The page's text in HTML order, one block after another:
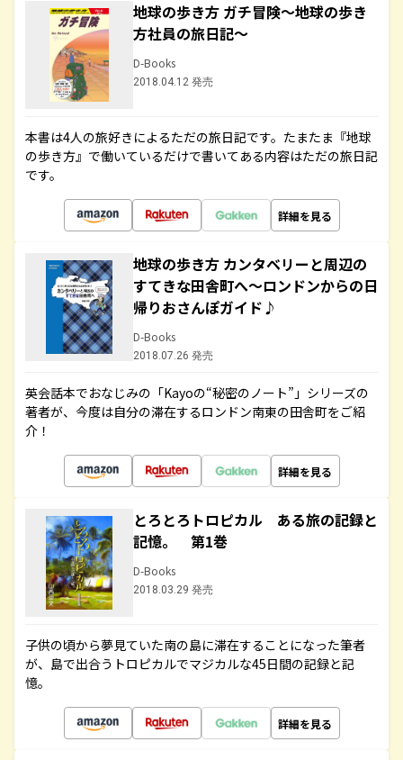
地球の歩き方 ガチ冒険～地球の歩き
方社員の旅日記～
D-Books
2018.04.12 発売
本書は4人の旅好きによるただの旅日記です。たまたま『地球
の歩き方』で働いているだけで書いてある内容はただの旅日記
です。
詳細を見る
地球の歩き方 カンタベリーと周辺の
すてきな田舎町へ～ロンドンからの日
帰りおさんぽガイド♪
D-Books
2018.07.26 発売
英会話本でおなじみの「Kayoの“秘密のノート”」シリーズの
著者が、今度は自分の滞在するロンドン南東の田舎町をご紹
介！
詳細を見る
とろとろトロピカル ある旅の記録と
記憶。 第1巻
D-Books
2018.03.29 発売
子供の頃から夢見ていた南の島に滞在することになった筆者
が、島で出合うトロピカルでマジカルな45日間の記録と記
憶。
詳細を見る